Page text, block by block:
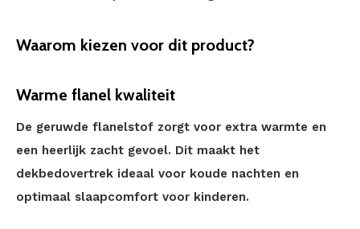
Waarom kiezen voor dit product?
Warme flanel kwaliteit
De geruwde flanelstof zorgt voor extra warmte en
een heerlijk zacht gevoel. Dit maakt het
dekbedovertrek ideaal voor koude nachten en
optimaal slaapcomfort voor kinderen.